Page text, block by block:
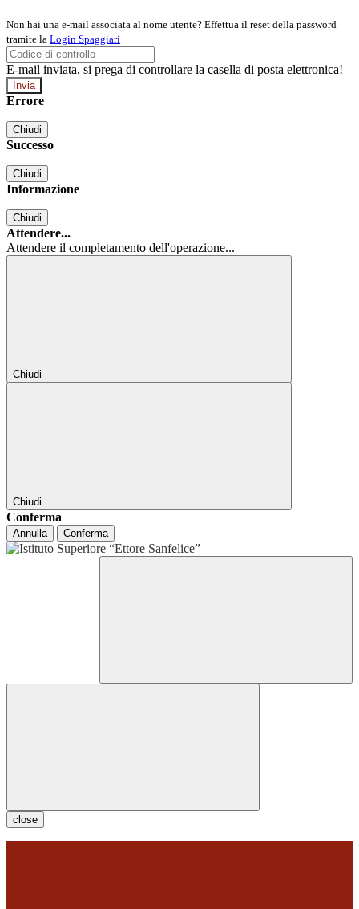
Non hai una e-mail associata al nome utente? Effettua il reset della password
tramite la Login Spaggiari
E-mail inviata, si prega di controllare la casella di posta elettronica!
Errore
Chiudi
Successo
Chiudi
Informazione
Chiudi
Attendere...
Attendere il completamento dell'operazione...
Chiudi
Chiudi
Conferma
Annulla Conferma
close